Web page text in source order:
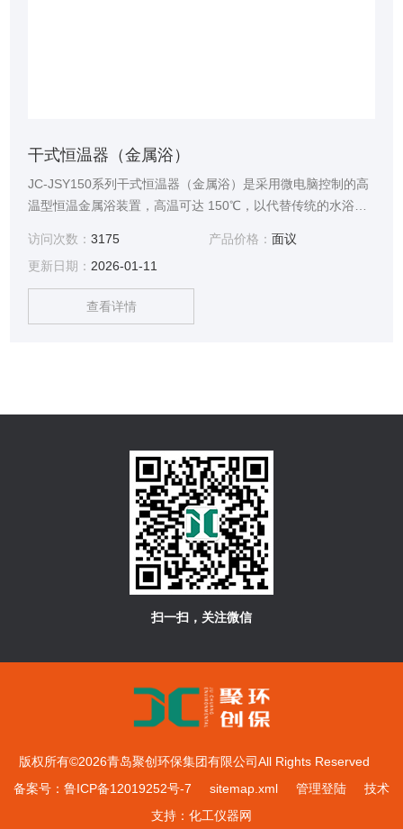
干式恒温器（金属浴）
JC-JSY150系列干式恒温器（金属浴）是采用微电脑控制的高
温型恒温金属浴装置，高温可达 150℃，以代替传统的水浴装
增和电泳的预变性、血清凝固等。
访问次数：3175 产品价格： 面议
更新日期：2026-01-11
查看详情
扫一扫，关注微信
版权所有©2026青岛聚创环保集团有限公司All Rights Reserved
备案号：鲁ICP备12019252号-7
sitemap.xml 管理登陆技术
支持： 化工仪器网